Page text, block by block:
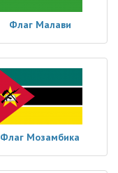
Флаг Малави
Флаг Мозамбика